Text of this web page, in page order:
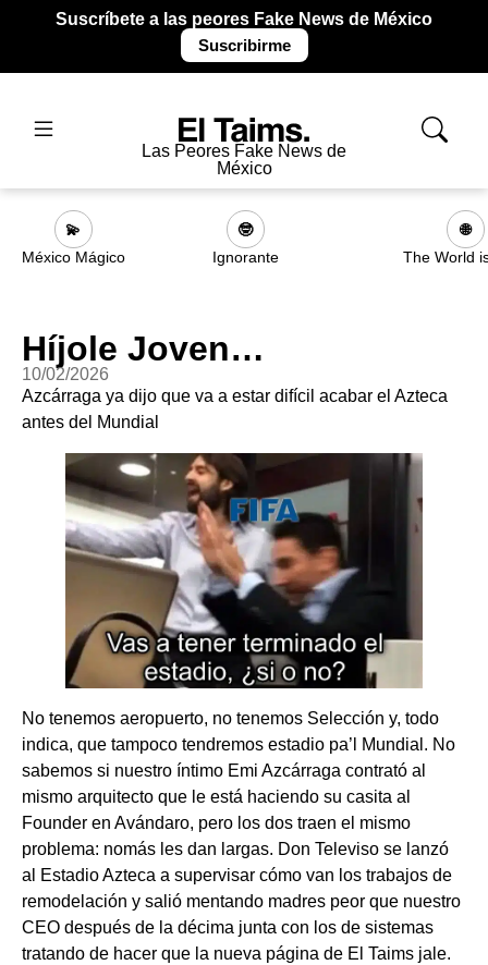
Suscríbete a las peores Fake News de México
Suscribirme
Las Peores Fake News de
México
💫
México Mágico
🤓
Ignorante
🌐
The World
Híjole Joven…
10/02/2026
Azcárraga ya dijo que va a estar difícil acabar el Azteca
antes del Mundial
No tenemos aeropuerto, no tenemos Selección y, todo
indica, que tampoco tendremos estadio pa’l Mundial. No
sabemos si nuestro íntimo Emi Azcárraga contrató al
mismo arquitecto que le está haciendo su casita al
Founder en Avándaro, pero los dos traen el mismo
problema: nomás les dan largas. Don Televiso se lanzó
al Estadio Azteca a supervisar cómo van los trabajos de
remodelación y salió mentando madres peor que nuestro
CEO después de la décima junta con los de sistemas
tratando de hacer que la nueva página de El Taims jale.